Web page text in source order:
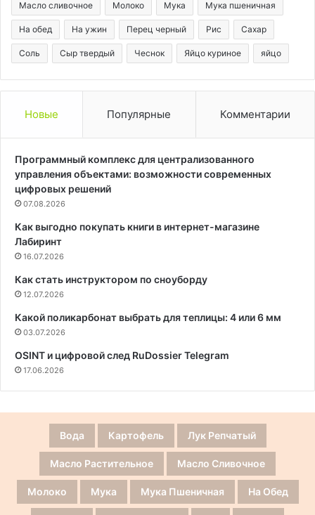
Масло сливочное Молоко Мука Мука пшеничная
На обед На ужин Перец черный Рис Сахар
Соль Сыр твердый Чеснок Яйцо куриное яйцо
Новые Популярные Комментарии
Программный комплекс для централизованного
управления объектами: возможности современных
цифровых решений
07.08.2026
Как выгодно покупать книги в интернет-магазине
Лабиринт
16.07.2026
Как стать инструктором по сноуборду
12.07.2026
Какой поликарбонат выбрать для теплицы: 4 или 6 мм
03.07.2026
OSINT и цифровой след RuDossier Telegram
17.06.2026
Вода Картофель Лук Репчатый
Масло Растительное Масло Сливочное
Молоко Мука Мука Пшеничная На Обед